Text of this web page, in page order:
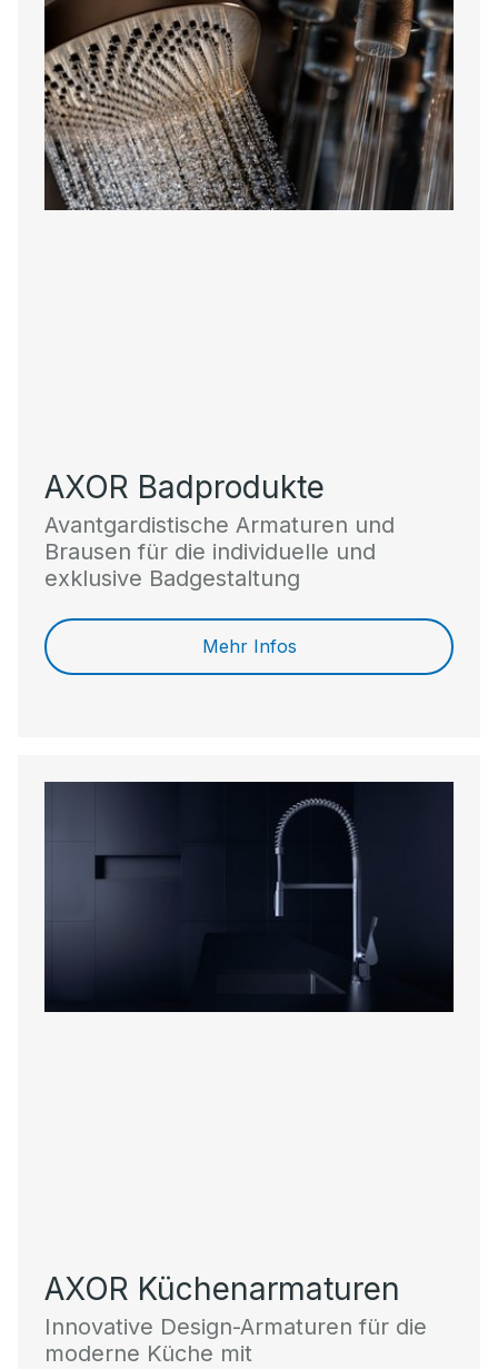
AXOR Badprodukte
Avantgardistische Armaturen und
Brausen für die individuelle und
exklusive Badgestaltung
Mehr Infos
AXOR Küchenarmaturen
Innovative Design-Armaturen für die
moderne Küche mit